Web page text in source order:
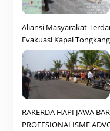
Aliansi Masyarakat
Evakuasi Kapal
RAKERDA HAPI JAWA
PROFESIONALISME